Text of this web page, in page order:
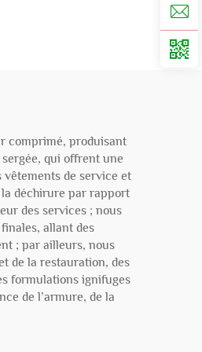
comprimé, produisant
qui offrent une
de service et
déchirure par rapport
des services ; nous
allant des
; par ailleurs, nous
de la restauration, des
formulations ignifuges
de l’armure, de la